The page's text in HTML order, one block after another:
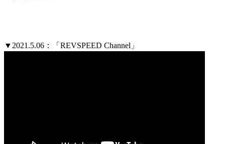
▼2021.5.06：「REVSPEED Channel」